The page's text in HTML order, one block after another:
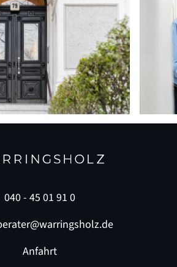
040 - 45 01 91 0
Anfahrt